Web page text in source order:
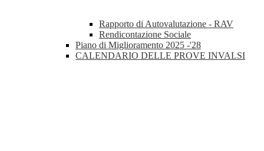
Rapporto di Autovalutazione - RAV
Rendicontazione Sociale
Piano di Miglioramento 2025 -'28
CALENDARIO DELLE PROVE INVALSI